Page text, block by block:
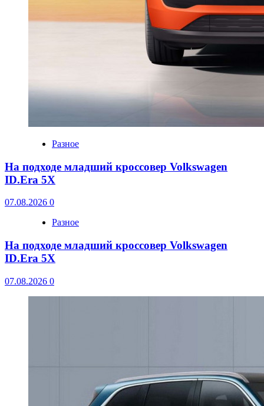
Разное
На подходе младший кроссовер Volkswagen
ID.Era 5X
07.08.2026 0
Разное
На подходе младший кроссовер Volkswagen
ID.Era 5X
07.08.2026 0